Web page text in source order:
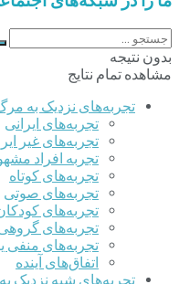
بدون نتیجه
مشاهده تمام نتایج
تجربه‌های نزدیک به
تجربه‌های ایرانی
تجربه‌های غیر
تجربه افراد
تجربه‌های کوتاه
تجربه‌های صوتی
تجربه‌های
تجربه‌های
‌تجربه‌های منفی
اتفاق‌های آینده
تجربه‌های شبه نزدیک